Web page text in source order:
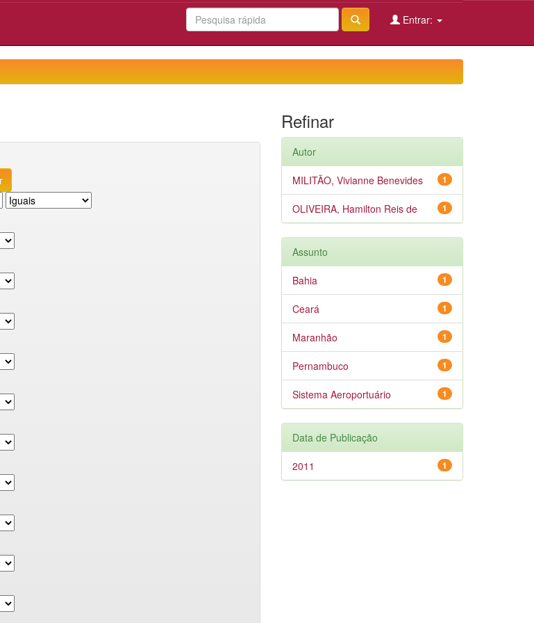
Entrar:
Refinar
Autor
1
MILITÃO, Vivianne Benevides
1
OLIVEIRA, Hamilton Reis de
Assunto
1
Bahia
1
Ceará
1
Maranhão
1
Pernambuco
1
Sistema Aeroportuário
Data de Publicação
1
2011